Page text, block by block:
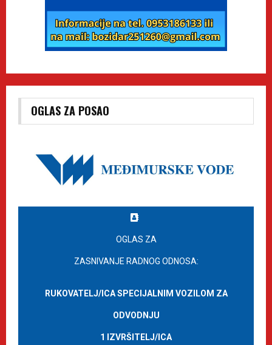
OGLAS ZA POSAO
OGLAS ZA
ZASNIVANJE RADNOG ODNOSA:
RUKOVATELJ/ICA SPECIJALNIM VOZILOM ZA
ODVODNJU
1 IZVRŠITELJ/ICA